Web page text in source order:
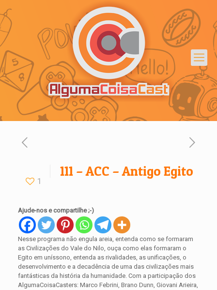
1
111 – ACC – Antigo Egito
Ajude-nos e compartilhe ;-)
Nesse programa não engula areia, entenda como se formaram
as Civilizações do Vale do Nilo, ouça como elas formaram o
Egito em uníssono, entenda as rivalidades, as unificações, o
desenvolvimento e a decadência de uma das civilizações mais
fantásticas da história da humanidade. Com a participação dos
AlgumaCoisaCasters: Marco Febrini, Brano Dunn, Giovani Arieira,